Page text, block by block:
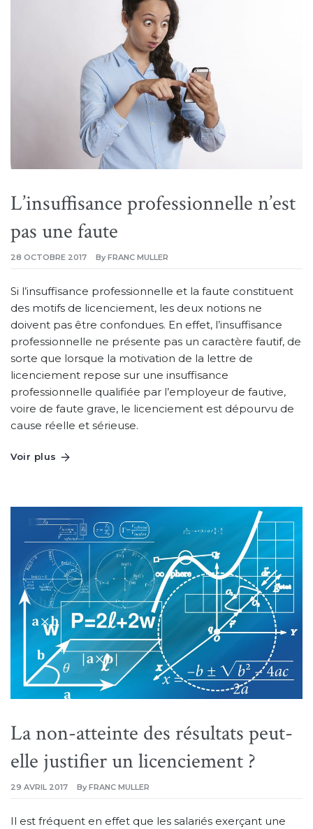
L’insuffisance professionnelle n’est
pas une faute
28 OCTOBRE 2017 By FRANC MULLER
Si l’insuffisance professionnelle et la faute constituent
des motifs de licenciement, les deux notions ne
doivent pas être confondues. En effet, l’insuffisance
professionnelle ne présente pas un caractère fautif, de
sorte que lorsque la motivation de la lettre de
licenciement repose sur une insuffisance
professionnelle qualifiée par l’employeur de fautive,
voire de faute grave, le licenciement est dépourvu de
cause réelle et sérieuse.
Voir plus
La non-atteinte des résultats peut-
elle justifier un licenciement ?
29 AVRIL 2017 By FRANC MULLER
Il est fréquent en effet que les salariés exerçant une